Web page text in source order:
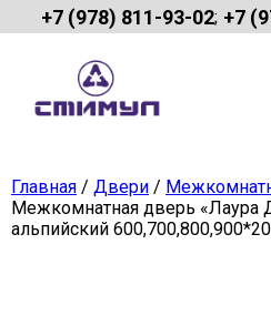
+7 (978) 811-93-02; +7
Главная / Двери /
Межкомнатная дверь «Лаура
альпийский